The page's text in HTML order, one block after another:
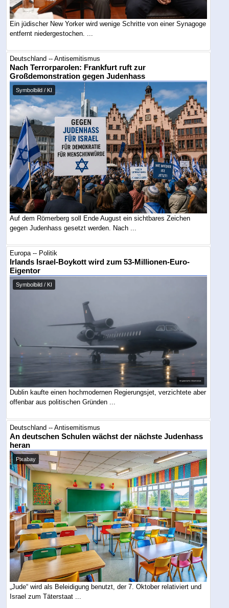
Ein jüdischer New Yorker wird wenige Schritte von einer Synagoge
entfernt niedergestochen. ...
Deutschland -- Antisemitismus
Nach Terrorparolen: Frankfurt ruft zur
Großdemonstration gegen Judenhass
Symbolbild / KI
Auf dem Römerberg soll Ende August ein sichtbares Zeichen
gegen Judenhass gesetzt werden. Nach ...
Europa -- Politik
Irlands Israel-Boykott wird zum 53-Millionen-Euro-
Eigentor
Symbolbild / KI
Dublin kaufte einen hochmodernen Regierungsjet, verzichtete aber
offenbar aus politischen Gründen ...
Deutschland -- Antisemitismus
An deutschen Schulen wächst der nächste Judenhass
heran
Pixabay
„Jude“ wird als Beleidigung benutzt, der 7. Oktober relativiert und
Israel zum Täterstaat ...